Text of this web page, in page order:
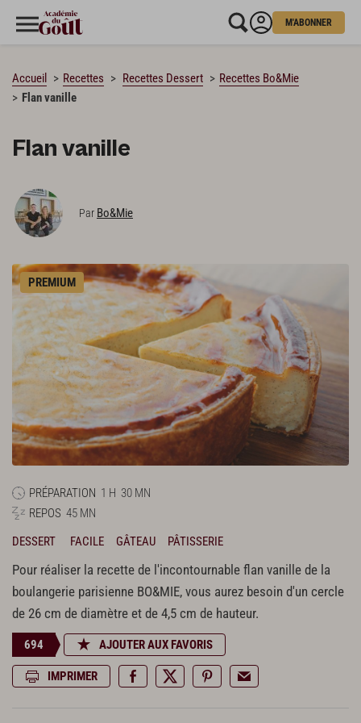
M'ABONNER
Accueil Recettes Recettes Dessert
Recettes Bo&Mie
Flan vanille
Flan vanille
Par Bo&Mie
PREMIUM
PRÉPARATION 1 H 30 MN
REPOS 45 MN
DESSERT
FACILE GÂTEAU PÂTISSERIE
Pour réaliser la recette de l'incontournable flan vanille de la
boulangerie parisienne BO&MIE, vous aurez besoin d'un cercle
de 26 cm de diamètre et de 4,5 cm de hauteur.
694 AJOUTER AUX FAVORIS
IMPRIMER
CHARGEMENT…